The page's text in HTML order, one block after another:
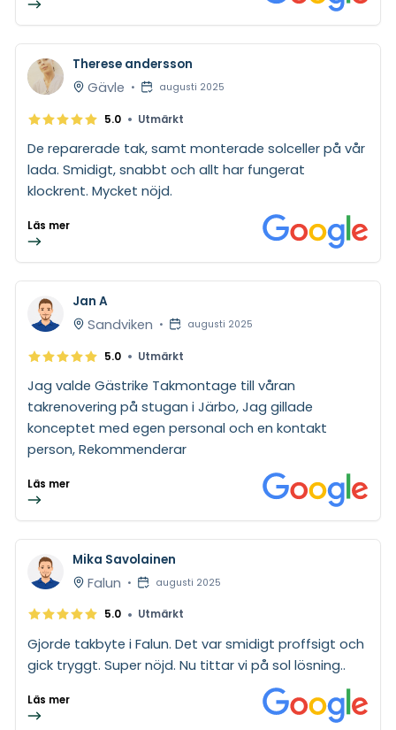
Therese andersson
Gävle • augusti 2025
5.0 • Utmärkt
De reparerade tak, samt monterade solceller på vår
lada. Smidigt, snabbt och allt har fungerat
klockrent. Mycket nöjd.
Läs mer
Jan A
Sandviken • augusti 2025
5.0 • Utmärkt
Jag valde Gästrike Takmontage till våran
takrenovering på stugan i Järbo, Jag gillade
konceptet med egen personal och en kontakt
person, Rekommenderar
Läs mer
Mika Savolainen
Falun • augusti 2025
5.0 • Utmärkt
Gjorde takbyte i Falun. Det var smidigt proffsigt och
gick tryggt. Super nöjd. Nu tittar vi på sol lösning..
Läs mer